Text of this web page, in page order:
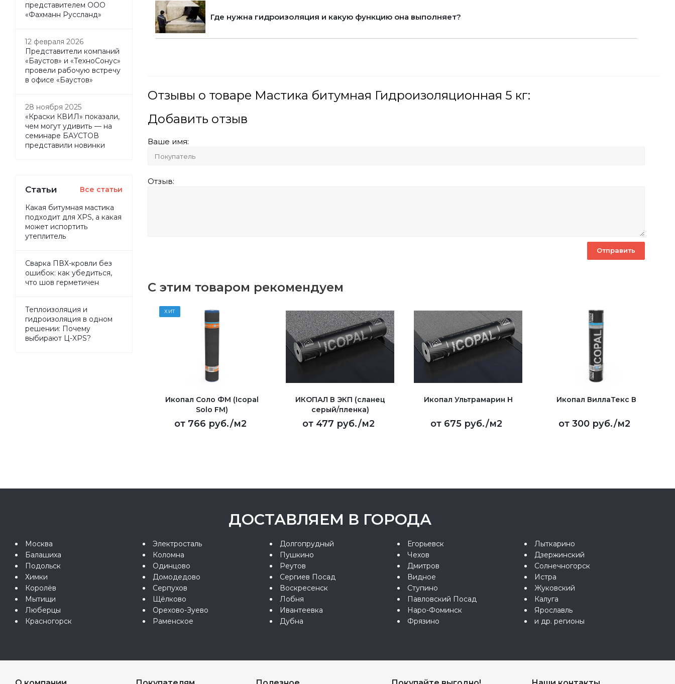
Где нужна гидроизоляция и какую функцию она выполняет?
Отзывы о товаре Мастика битумная Гидроизоляционная 5 кг:
Добавить отзыв
Ваше имя:
Отзыв:
С этим товаром рекомендуем
ХИТ
Икопал Соло ФМ (Icopal
Solo FM)
от 766 руб./м2
ИКОПАЛ В ЭКП (сланец
серый/пленка)
от 477 руб./м2
Икопал Ультрамарин Н
от 675 руб./м2
Икопал ВиллаТекс В
от 300 руб./м2
представителем ООО
«Фахманн Руссланд»
12 февраля 2026
Представители компаний
«Баустов» и «ТехноСонус»
провели рабочую встречу
в офисе «Баустов»
28 ноября 2025
«Краски КВИЛ» показали,
чем могут удивить — на
семинаре БАУСТОВ
представили новинки
Статьи Все статьи
Какая битумная мастика
подходит для XPS, а какая
может испортить
утеплитель
Сварка ПВХ-кровли без
ошибок: как убедиться,
что шов герметичен
Теплоизоляция и
гидроизоляция в одном
решении: Почему
выбирают Ц-XPS?
ДОСТАВЛЯЕМ В ГОРОДА
Москва
Балашиха
Подольск
Химки
Королёв
Мытищи
Люберцы
Красногорск
Электросталь
Коломна
Одинцово
Домодедово
Серпухов
Щёлково
Орехово-Зуево
Раменское
Долгопрудный
Пушкино
Реутов
Сергиев Посад
Воскресенск
Лобня
Ивантеевка
Дубна
Егорьевск
Чехов
Дмитров
Видное
Ступино
Павловский Посад
Наро-Фоминск
Фрязино
Лыткарино
Дзержинский
Солнечногорск
Истра
Жуковский
Калуга
Ярославль
и др. регионы